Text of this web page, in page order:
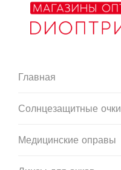
Главная
Солнцезащитные очки
Медицинские оправы